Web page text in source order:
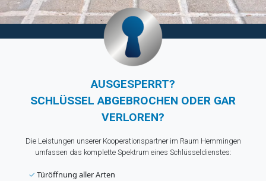
AUSGESPERRT?
SCHLÜSSEL ABGEBROCHEN ODER GAR
VERLOREN?
Die Leistungen unserer Kooperationspartner im Raum Hemmingen
umfassen das komplette Spektrum eines Schlüsseldienstes:
✓ Türöffnung aller Arten